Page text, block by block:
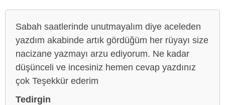
Sabah saatlerinde unutmayalım diye aceleden
yazdım akabinde artık gördüğüm her rüyayı size
nacizane yazmayı arzu ediyorum. Ne kadar
düşünceli ve incesiniz hemen cevap yazdınız
çok Teşekkür ederim
Tedirgin